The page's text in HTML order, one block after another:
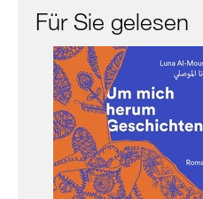
Für Sie gelesen